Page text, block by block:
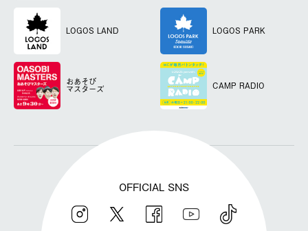
LOGOS LAND LOGOS PARK
おあそび
マスターズ CAMP RADIO
OFFICIAL SNS